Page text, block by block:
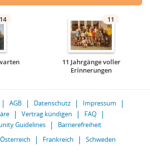
14 11
11 Jahrgänge voller
Erinnerungen
AGB Datenschutz
Impressum
Vertrag kündigen
FAQ
Guidelines
Barrierefreiheit
Österreich Frankreich Schweden